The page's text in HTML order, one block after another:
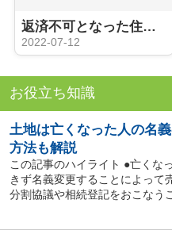
返済不可となった住宅ローンの対処法とは？競売までの流れや任意売却を解説
2022-07-12
お役立ち知識
土地は亡くなった人の名
方法も解説
この記事のハイライト ●亡くな
きず名義変更することによって
分割協議や相続登記をおこなう